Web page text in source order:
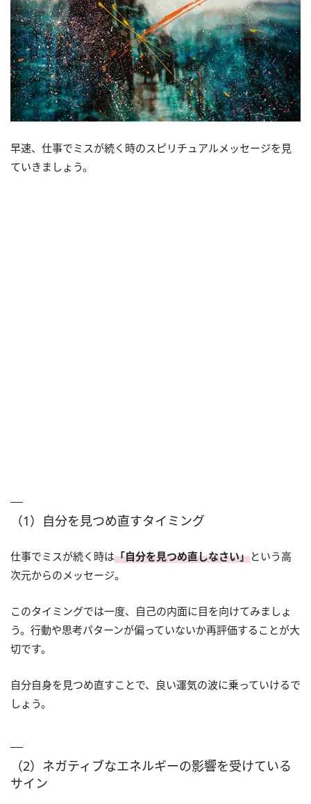
早速、仕事でミスが続く時のスピリチュアルメッセージを見
ていきましょう。
（1）自分を見つめ直すタイミング
仕事でミスが続く時は「自分を見つめ直しなさい」という高
次元からのメッセージ。
このタイミングでは一度、自己の内面に目を向けてみましょ
う。行動や思考パターンが偏っていないか再評価することが大
切です。
自分自身を見つめ直すことで、良い運気の波に乗っていけるで
しょう。
（2）ネガティブなエネルギーの影響を受けている
サイン